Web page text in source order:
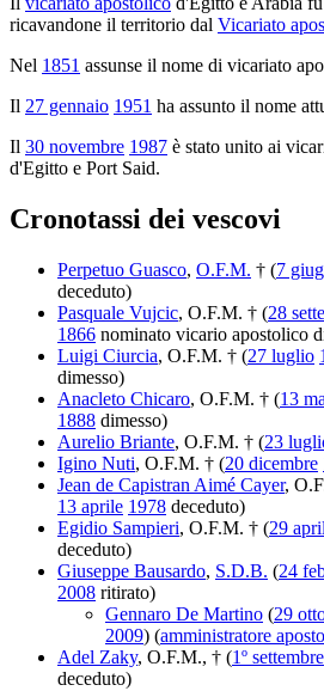
ricavandone il territorio dal Vicariato
Nel 1851 assunse il nome di vicariato
Il 27 gennaio 1951 ha assunto il nome
Il 30 novembre 1987 è stato unito ai
d'Egitto e Port Said.
Cronotassi dei vescovi
Perpetuo Guasco, O.F.M. † (7
deceduto)
Pasquale Vujcic, O.F.M. † (28
1866 nominato vicario apostolico
Luigi Ciurcia, O.F.M. † (27 luglio
dimesso)
Anacleto Chicaro, O.F.M. † (13
1888 dimesso)
Aurelio Briante, O.F.M. † (23
Igino Nuti, O.F.M. † (20 dicembre
Jean de Capistran Aimé Cayer,
13 aprile 1978 deceduto)
Egidio Sampieri, O.F.M. † (29
deceduto)
Giuseppe Bausardo, S.D.B. (24
2008 ritirato)
Gennaro De Martino (29
2009) (amministratore
Adel Zaky, O.F.M., † (1º settembre
deceduto)